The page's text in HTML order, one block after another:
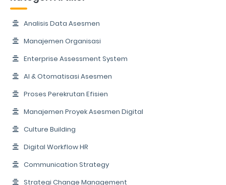
Analisis Data Asesmen
Manajemen Organisasi
Enterprise Assessment System
AI & Otomatisasi Asesmen
Proses Perekrutan Efisien
Manajemen Proyek Asesmen Digital
Culture Building
Digital Workflow HR
Communication Strategy
Strategi Change Management